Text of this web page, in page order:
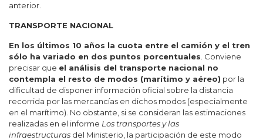
anterior.
TRANSPORTE NACIONAL
En los últimos 10 años la cuota entre el camión y el tren
sólo ha variado en dos puntos porcentuales . Conviene
precisar que el análisis del transporte nacional no
contempla el resto de modos (marítimo y aéreo) por la
dificultad de disponer información oficial sobre la distancia
recorrida por las mercancías en dichos modos (especialmente
en el marítimo). No obstante, si se consideran las estimaciones
realizadas en el informe Los transportes y las
infraestructuras del Ministerio, la participación de este modo